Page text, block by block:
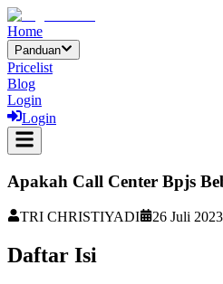
Home
Panduan
Pricelist
Blog
Login
Login
Apakah Call Center Bpjs
TRI CHRISTIYADI 26 Juli 2023
Daftar Isi